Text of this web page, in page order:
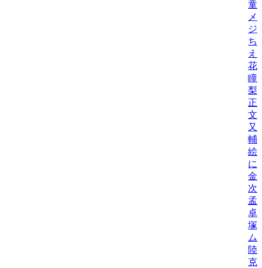
童
メ
ジ
ち
え
花
瞳/
梨
正
文
又
輔/
絵
に
金
次/
孟
卓
塚
ム
陸
克